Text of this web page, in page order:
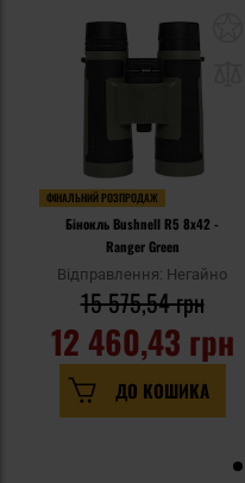
ФІНАЛЬНИЙ РОЗПРОДАЖ
Бінокль Bushnell R5 8x42 -
Ranger Green
Відправлення: Негайно
12 460,43 грн
15 575,54 грн
ДО КОШИКА